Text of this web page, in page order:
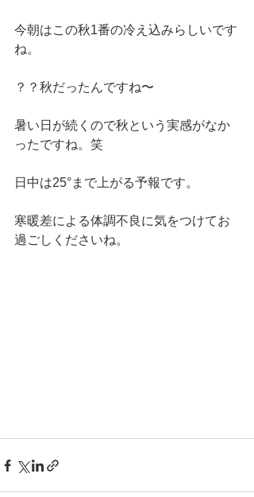
今朝はこの秋1番の冷え込みらしいです
ね。
？？秋だったんですね〜
暑い日が続くので秋という実感がなか
ったですね。笑
日中は25°まで上がる予報です。
寒暖差による体調不良に気をつけてお
過ごしくださいね。